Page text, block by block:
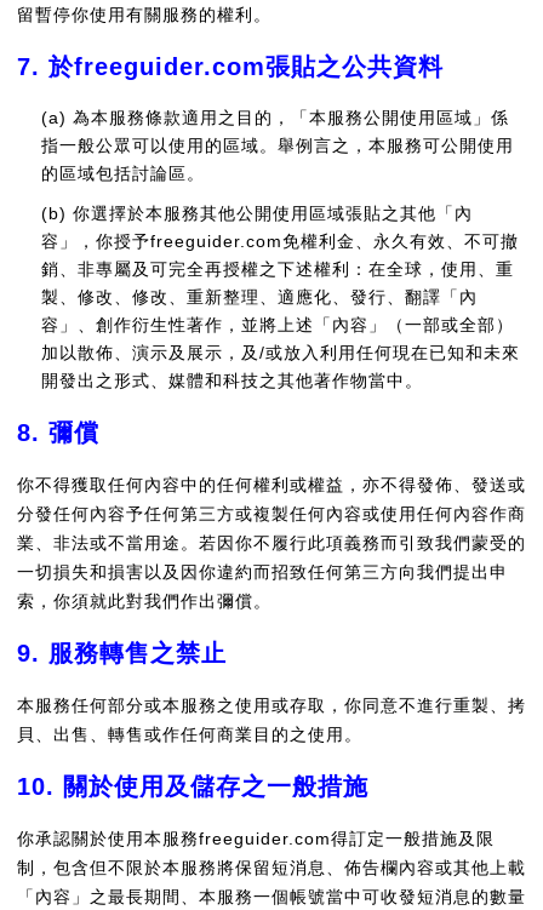
留暫停你使用有關服務的權利。
7. 於freeguider.com張貼之公共資料
(a) 為本服務條款適用之目的，「本服務公開使用區域」係
指一般公眾可以使用的區域。舉例言之，本服務可公開使用
的區域包括討論區。
(b) 你選擇於本服務其他公開使用區域張貼之其他「內
容」，你授予freeguider.com免權利金、永久有效、不可撤
銷、非專屬及可完全再授權之下述權利：在全球，使用、重
製、修改、修改、重新整理、適應化、發行、翻譯「內
容」、創作衍生性著作，並將上述「內容」（一部或全部）
加以散佈、演示及展示，及/或放入利用任何現在已知和未來
開發出之形式、媒體和科技之其他著作物當中。
8. 彌償
你不得獲取任何內容中的任何權利或權益，亦不得發佈、發送或
分發任何內容予任何第三方或複製任何內容或使用任何內容作商
業、非法或不當用途。若因你不履行此項義務而引致我們蒙受的
一切損失和損害以及因你違約而招致任何第三方向我們提出申
索，你須就此對我們作出彌償。
9. 服務轉售之禁止
本服務任何部分或本服務之使用或存取，你同意不進行重製、拷
貝、出售、轉售或作任何商業目的之使用。
10. 關於使用及儲存之一般措施
你承認關於使用本服務freeguider.com得訂定一般措施及限
制，包含但不限於本服務將保留短消息、佈告欄內容或其他上載
「內容」之最長期間、本服務一個帳號當中可收發短消息的數量